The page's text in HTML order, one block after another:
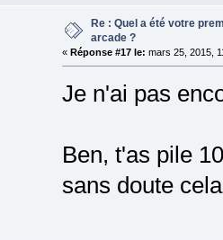
Re : Quel a été votre
arcade ?
« Réponse #17 le: mars 25, 2015,
Je n'ai pas
Ben, t'as pile
sans doute